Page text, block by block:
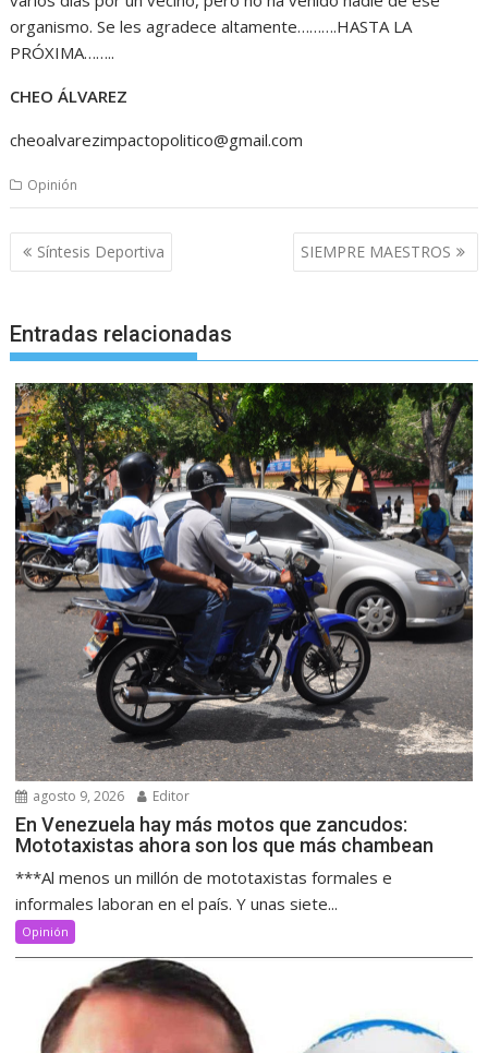
organismo. Se les agradece altamente……….HASTA LA
PRÓXIMA……..
CHEO ÁLVAREZ
cheoalvarezimpactopolitico@gmail.com
Opinión
Navegación
de
Síntesis Deportiva SIEMPRE MAESTROS
Entradas relacionadas
agosto 9, 2026 Editor
En Venezuela hay más motos que zancudos:
Mototaxistas ahora son los que más chambean
***Al menos un millón de mototaxistas formales e
informales laboran en el país. Y unas siete...
Opinión